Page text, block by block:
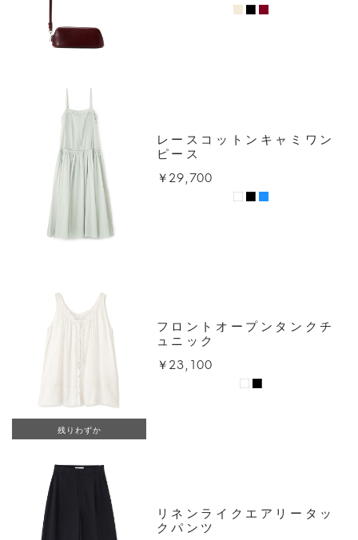
レースコットンキャミワン
ピース
￥29,700
残りわずか
フロントオープンタンクチ
ュニック
￥23,100
リネンライクエアリータッ
クパンツ